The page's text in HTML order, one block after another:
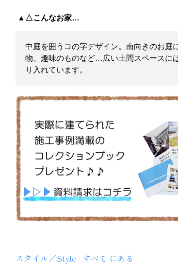
▲△こんなお家…
中庭を囲うコの字デザイン。南向きのお庭
物、趣味のものなど…広い土間スペースに
り入れています。
スタイル／Style - すべて にある